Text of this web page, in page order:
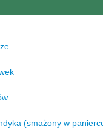
(smażony w